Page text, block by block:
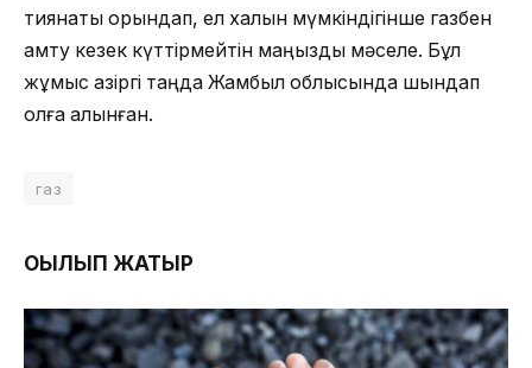
тиянақты орындап, ел халқын мүмкіндігінше газбен
қамту кезек күттірмейтін маңызды мәселе. Бұл
жұмыс қазіргі таңда Жамбыл облысында шындап
қолға алынған.
газ
ОҚЫЛЫП ЖАТЫР